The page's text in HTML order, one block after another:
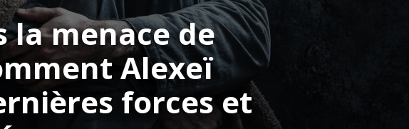
la menace de
Alexeï
forces et